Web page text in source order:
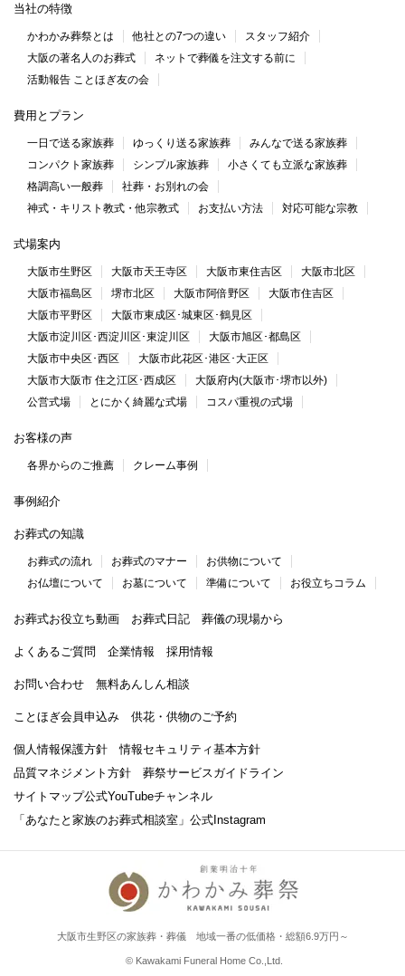
当社の特徴
かわかみ葬祭とは 他社との7つの違い
スタッフ紹介
大阪の著名人のお葬式
ネットで葬儀を注文する前に
活動報告 ことほぎ友の会
費用とプラン
一日で送る家族葬 ゆっくり送る家族葬
みんなで送る家族葬
コンパクト家族葬
シンプル家族葬
小さくても立派な家族葬
格調高い一般葬
社葬・お別れの会
神式・キリスト教式・他宗教式
お支払い方法 対応可能な宗教
式場案内
大阪市生野区 大阪市天王寺区 大阪市東住吉区
大阪市北区
大阪市福島区
堺市北区 大阪市阿倍野区
大阪市住吉区
大阪市平野区
大阪市東成区･城東区･鶴見区
大阪市淀川区･西淀川区･東淀川区
大阪市旭区･都島区
大阪市中央区･西区
大阪市此花区･港区･大正区
大阪市大阪市 住之江区･西成区
大阪府内(大阪市･堺市以外)
公営式場
とにかく綺麗な式場 コスパ重視の式場
お客様の声
各界からのご推薦 クレーム事例
事例紹介
お葬式の知識
お葬式の流れ お葬式のマナー
お供物について
お仏壇について
お墓について 準備について お役立ちコラム
お葬式お役立ち動画 お葬式日記 葬儀の現場から
よくあるご質問 企業情報 採用情報
お問い合わせ 無料あんしん相談
ことほぎ会員申込み 供花・供物のご予約
個人情報保護方針
情報セキュリティ基本方針
品質マネジメント方針
葬祭サービスガイドライン
サイトマップ公式YouTubeチャンネル
「あなたと家族のお葬式相談室」 公式Instagram
大阪市生野区の家族葬・葬儀 地域一番の低価格・総額6.9万円～
© Kawakami Funeral Home Co.,Ltd.